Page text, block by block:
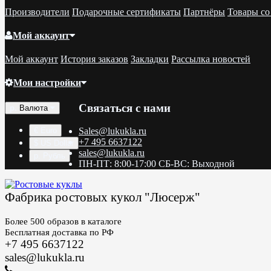
Производители Подарочные сертификаты Партнёры Товары
Мой аккаунт
Мой аккаунт История заказов Закладки Рассылка новостей
Мои настройки
Валюта Связаться с нами
Sales@lukukla.ru
+7 495 6637122
sales@lukukla.ru
ПН-ПТ: 8:00-17:00 СБ-ВС: Выходной
Фабрика ростовых кукол "Люсерж"
Более 500 образов в каталоге
Бесплатная доставка по РФ
+7 495 6637122
sales@lukukla.ru